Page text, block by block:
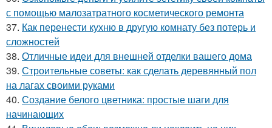
с помощью малозатратного косметического ремонта
37. Как перенести кухню в другую комнату без потерь и
сложностей
38. Отличные идеи для внешней отделки вашего дома
39. Строительные советы: как сделать деревянный пол
на лагах своими руками
40. Создание белого цветника: простые шаги для
начинающих